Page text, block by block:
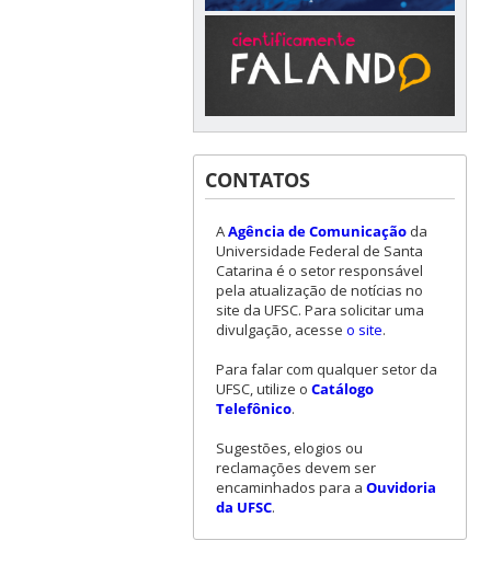
CONTATOS
AAgência de Comunicaçãoda
Universidade Federal de Santa
Catarina é o setor responsável
pela atualização de notícias no
site da UFSC. Para solicitar uma
divulgação, acesse o site.
Para falar com qualquer setor da
UFSC, utilize o Catálogo
Telefônico.
Sugestões, elogios ou
reclamações devem ser
encaminhados para a Ouvidoria
da UFSC.